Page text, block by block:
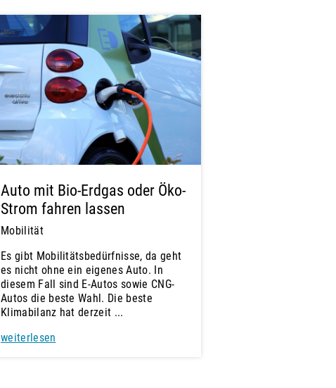
Auto mit Bio-Erdgas oder Öko-
Strom fahren lassen
Mobilität
Es gibt Mobilitätsbedürfnisse, da geht
es nicht ohne ein eigenes Auto. In
diesem Fall sind E-Autos sowie CNG-
Autos die beste Wahl. Die beste
Klimabilanz hat derzeit ...
weiterlesen